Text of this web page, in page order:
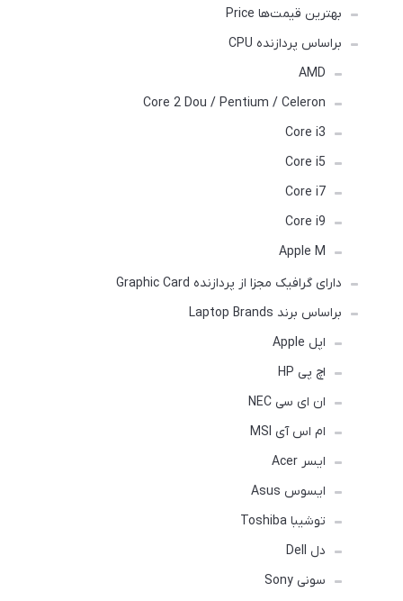
بهترین قیمت‌ها Price
براساس پردازنده CPU
AMD
Core 2 Dou / Pentium / Celeron
Core i3
Core i5
Core i7
Core i9
Apple M
دارای گرافیک مجزا از پردازنده Graphic Card
براساس برند Laptop Brands
اپل Apple
اچ پی HP
ان ای سی NEC
ام اس آی MSI
ایسر Acer
ایسوس Asus
توشیبا Toshiba
دل Dell
سونی Sony